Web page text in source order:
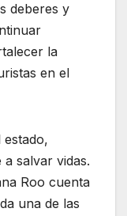
deberes y
la
en el
salvar vidas.
Roo cuenta
una de las